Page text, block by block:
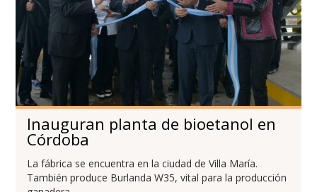
Inauguran planta de bioetanol en
Córdoba
La fábrica se encuentra en la ciudad de Villa María.
También produce Burlanda W35, vital para la producción